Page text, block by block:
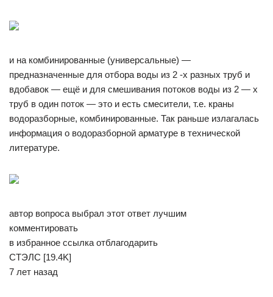
и на комбинированные (универсальные) —
предназначенные для отбора воды из 2 -х разных труб и
вдобавок — ещё и для смешивания потоков воды из 2 — х
труб в один поток — это и есть смесители, т.е. краны
водоразборные, комбинированные. Так раньше излагалась
информация о водоразборной арматуре в технической
литературе.
автор вопроса выбрал этот ответ лучшим
комментировать
в избранное ссылка отблагодарить
СТЭЛС [19.4K]
7 лет назад